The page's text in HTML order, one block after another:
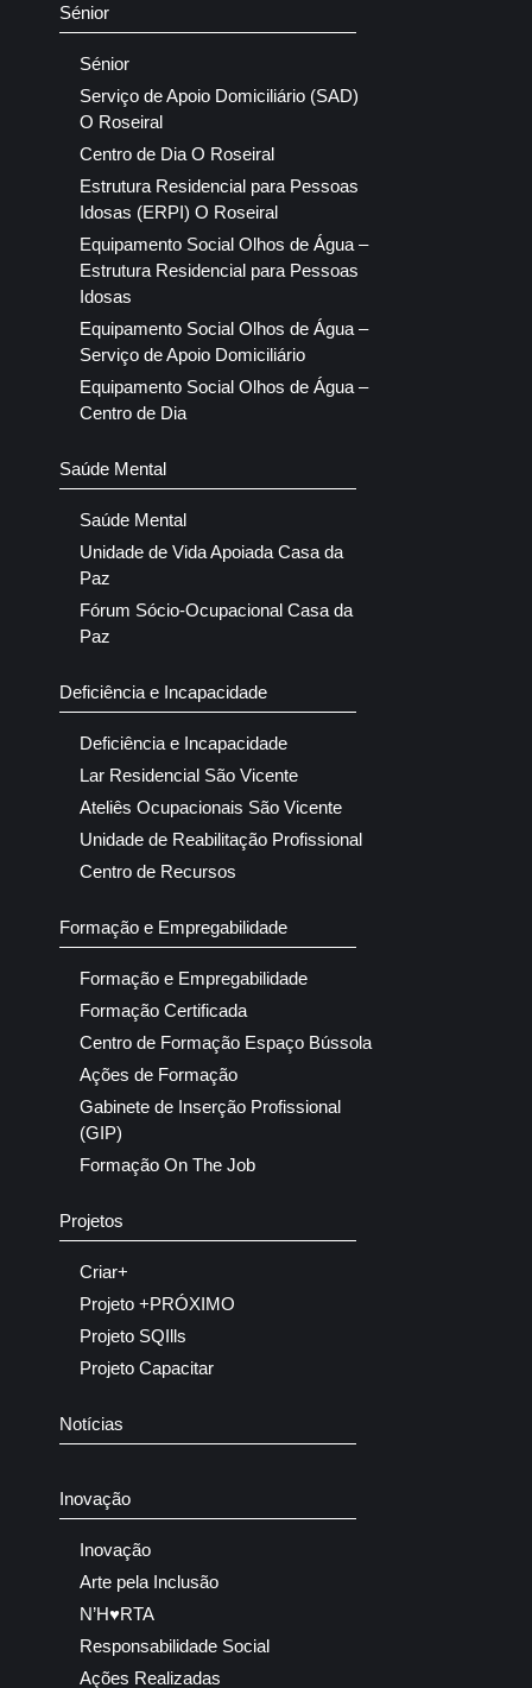
Sénior
Sénior
Serviço de Apoio Domiciliário (SAD)
O Roseiral
Centro de Dia O Roseiral
Estrutura Residencial para Pessoas
Idosas (ERPI) O Roseiral
Equipamento Social Olhos de Água –
Estrutura Residencial para Pessoas
Idosas
Equipamento Social Olhos de Água –
Serviço de Apoio Domiciliário
Equipamento Social Olhos de Água –
Centro de Dia
Saúde Mental
Saúde Mental
Unidade de Vida Apoiada Casa da
Paz
Fórum Sócio-Ocupacional Casa da
Paz
Deficiência e Incapacidade
Deficiência e Incapacidade
Lar Residencial São Vicente
Ateliês Ocupacionais São Vicente
Unidade de Reabilitação Profissional
Centro de Recursos
Formação e Empregabilidade
Formação e Empregabilidade
Formação Certificada
Centro de Formação Espaço Bússola
Ações de Formação
Gabinete de Inserção Profissional
(GIP)
Formação On The Job
Projetos
Criar+
Projeto +PRÓXIMO
Projeto SQIlls
Projeto Capacitar
Notícias
Inovação
Inovação
Arte pela Inclusão
N’H♥RTA
Responsabilidade Social
Ações Realizadas